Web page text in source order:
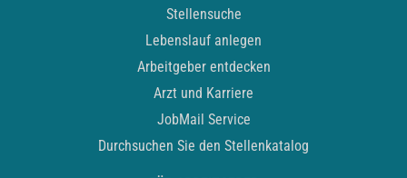
Stellensuche
Lebenslauf anlegen
Arbeitgeber entdecken
Arzt und Karriere
JobMail Service
Durchsuchen Sie den Stellenkatalog